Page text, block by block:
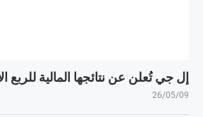
إل جي تُعلن عن نتائجها المالية للربع
26/05/09